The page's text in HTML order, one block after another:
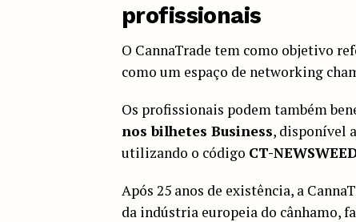
profissionais
O CannaTrade tem como objetivo
como um espaço de networking
Os profissionais podem também
nos bilhetes Business, disponível
utilizando o código CT-
Após 25 anos de existência, a
da indústria europeia do cânhamo,